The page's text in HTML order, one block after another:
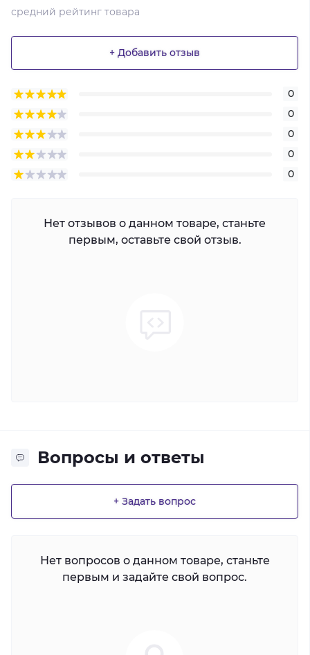
средний рейтинг товара
+ Добавить отзыв
0
0
0
0
0
Нет отзывов о данном товаре, станьте
первым, оставьте свой отзыв.
Вопросы и ответы
+ Задать вопрос
Нет вопросов о данном товаре, станьте
первым и задайте свой вопрос.